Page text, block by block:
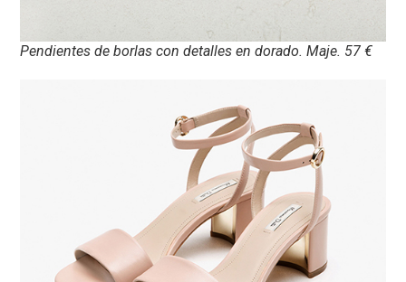
Pendientes de borlas con detalles en dorado. Maje. 57 €